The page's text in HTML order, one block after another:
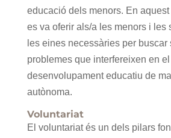
educació dels menors. En
es va oferir als/a les menors i les
les eines necessàries per
problemes que interfereixen en el
desenvolupament educatiu de
autònoma.
Voluntariat
El voluntariat és un dels pilars